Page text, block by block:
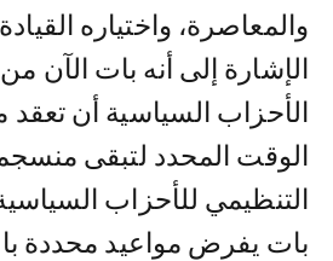
والمعاصرة، واختياره القيادة
الإشارة إلى أنه بات
الأحزاب السياسية أن تعقد
الوقت المحدد لتبقى
التنظيمي للأحزاب
بات يفرض مواعيد محددة